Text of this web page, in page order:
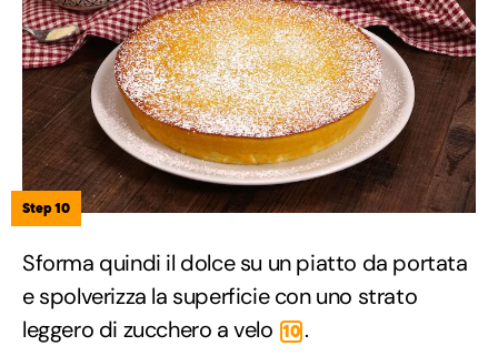
Step 10
Sforma quindi il dolce su un piatto da portata
e spolverizza la superficie con uno strato
leggero di zucchero a velo 10 .